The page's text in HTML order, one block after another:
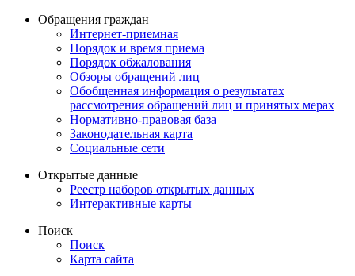
Обращения граждан
Интернет-приемная
Порядок и время приема
Порядок обжалования
Обзоры обращений лиц
Обобщенная информация о результатах
рассмотрения обращений лиц и принятых мерах
Нормативно-правовая база
Законодательная карта
Социальные сети
Открытые данные
Реестр наборов открытых данных
Интерактивные карты
Поиск
Поиск
Карта сайта